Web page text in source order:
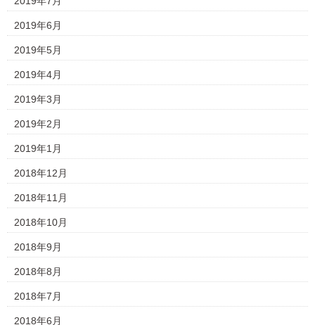
2019年6月
2019年5月
2019年4月
2019年3月
2019年2月
2019年1月
2018年12月
2018年11月
2018年10月
2018年9月
2018年8月
2018年7月
2018年6月